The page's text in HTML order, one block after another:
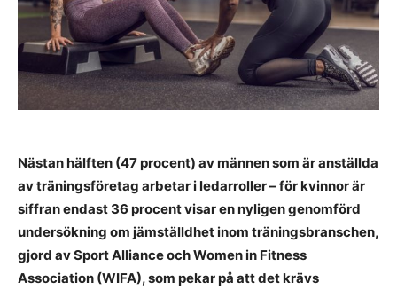
Nästan hälften (47 procent) av männen som är anställda
av träningsföretag arbetar i ledarroller – för kvinnor är
siffran endast 36 procent visar en nyligen genomförd
undersökning om jämställdhet inom träningsbranschen,
gjord av Sport Alliance och Women in Fitness
Association (WIFA), som pekar på att det krävs